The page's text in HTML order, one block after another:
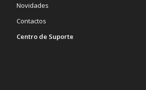
Novidades
Contactos
Centro de Suporte